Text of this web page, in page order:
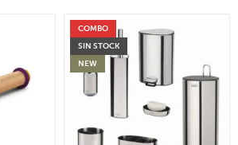
COMBO
SIN STOCK
NEW